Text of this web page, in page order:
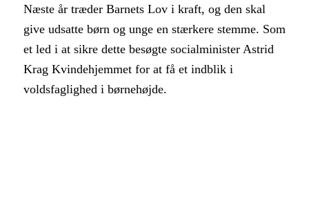
Næste år træder Barnets Lov i kraft, og den skal
give udsatte børn og unge en stærkere stemme. Som
et led i at sikre dette besøgte socialminister Astrid
Krag Kvindehjemmet for at få et indblik i
voldsfaglighed i børnehøjde.